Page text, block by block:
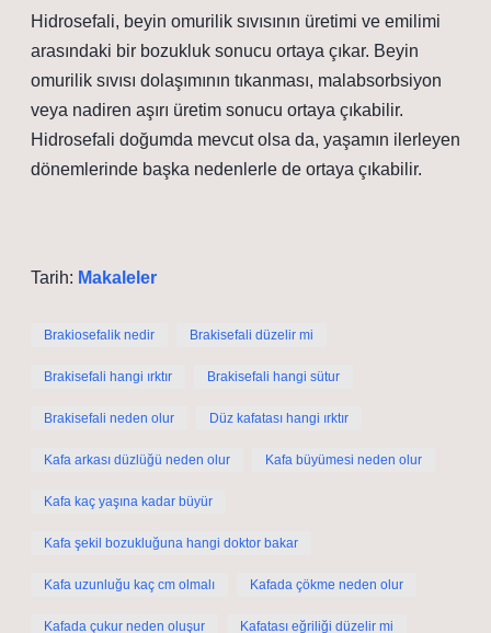
Hidrosefali, beyin omurilik sıvısının üretimi ve emilimi
arasındaki bir bozukluk sonucu ortaya çıkar. Beyin
omurilik sıvısı dolaşımının tıkanması, malabsorbsiyon
veya nadiren aşırı üretim sonucu ortaya çıkabilir.
Hidrosefali doğumda mevcut olsa da, yaşamın ilerleyen
dönemlerinde başka nedenlerle de ortaya çıkabilir.
Tarih: Makaleler
Brakiosefalik nedir Brakisefali düzelir mi
Brakisefali hangi ırktır Brakisefali hangi sütur
Brakisefali neden olur Düz kafatası hangi ırktır
Kafa arkası düzlüğü neden olur Kafa büyümesi neden olur
Kafa kaç yaşına kadar büyür
Kafa şekil bozukluğuna hangi doktor bakar
Kafa uzunluğu kaç cm olmalı Kafada çökme neden olur
Kafada çukur neden oluşur Kafatası eğriliği düzelir mi